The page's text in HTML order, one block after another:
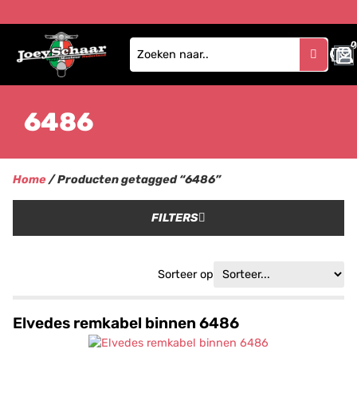
0
0
6486
Home/ Producten getagged “6486”
FILTERS
Sorteer op
Elvedes remkabel binnen 6486